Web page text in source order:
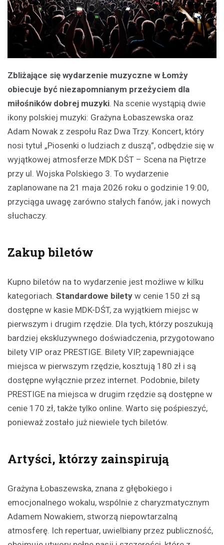
Zbliżające się wydarzenie muzyczne w Łomży
obiecuje być niezapomnianym przeżyciem dla
miłośników dobrej muzyki. Na scenie wystąpią dwie
ikony polskiej muzyki: Grażyna Łobaszewska oraz
Adam Nowak z zespołu Raz Dwa Trzy. Koncert, który
nosi tytuł „Piosenki o ludziach z duszą”, odbędzie się w
wyjątkowej atmosferze MDK DŚT – Scena na Piętrze
przy ul. Wojska Polskiego 3. To wydarzenie
zaplanowane na 21 maja 2026 roku o godzinie 19:00,
przyciąga uwagę zarówno stałych fanów, jak i nowych
słuchaczy.
Zakup biletów
Kupno biletów na to wydarzenie jest możliwe w kilku
kategoriach. Standardowe bilety w cenie 150 zł są
dostępne w kasie MDK-DŚT, za wyjątkiem miejsc w
pierwszym i drugim rzędzie. Dla tych, którzy poszukują
bardziej ekskluzywnego doświadczenia, przygotowano
bilety VIP oraz PRESTIGE. Bilety VIP, zapewniające
miejsca w pierwszym rzędzie, kosztują 180 zł i są
dostępne wyłącznie przez internet. Podobnie, bilety
PRESTIGE na miejsca w drugim rzędzie są dostępne w
cenie 170 zł, także tylko online. Warto się pośpieszyć,
ponieważ zostało już niewiele tych biletów.
Artyści, którzy zainspirują
Grażyna Łobaszewska, znana z głębokiego i
emocjonalnego wokalu, wspólnie z charyzmatycznym
Adamem Nowakiem, stworzą niepowtarzalną
atmosferę. Ich repertuar, uwielbiany przez publiczność,